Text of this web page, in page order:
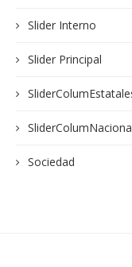
Slider Interno
Slider Principal
Sociedad